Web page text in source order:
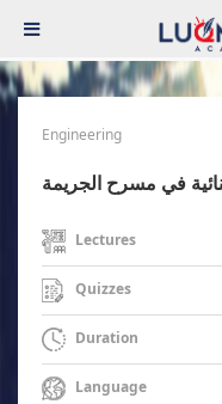
Engineering
في مسرح الجريمة
Lectures
Quizzes
Duration
Language